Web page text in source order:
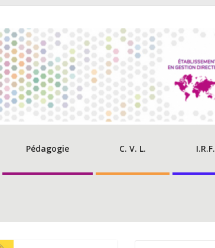
Beguir
– Lycée PMF
Pédagogie C. V. L. I.R.F.